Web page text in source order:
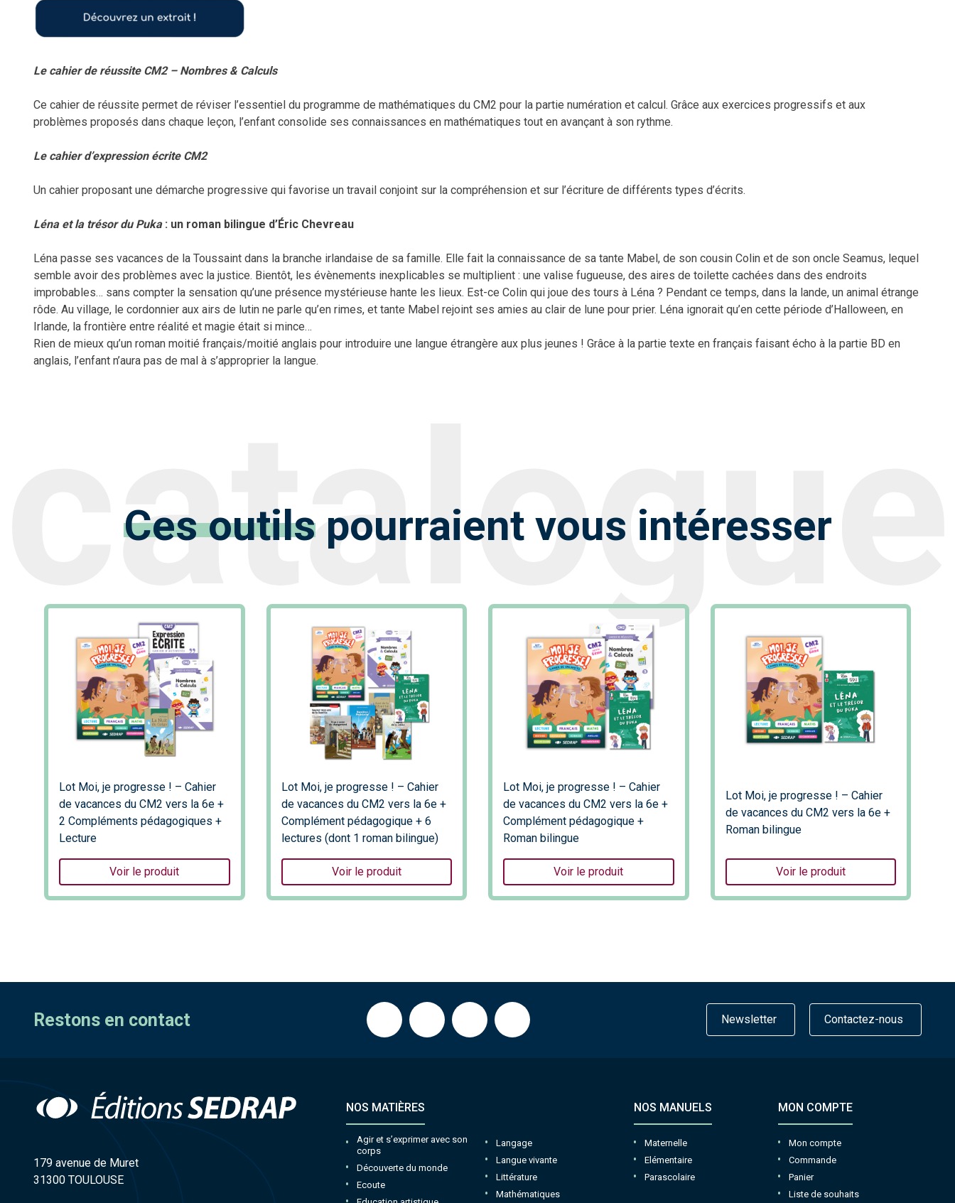
Le cahier de réussite CM2 – Nombres & Calculs
Ce cahier de réussite permet de réviser l’essentiel du programme de mathématiques du CM2 pour la partie numération et calcul. Grâce aux exercices progressifs et aux
problèmes proposés dans chaque leçon, l’enfant consolide ses connaissances en mathématiques tout en avançant à son rythme.
Le cahier d’expression écrite CM2
Un cahier proposant une démarche progressive qui favorise un travail conjoint sur la compréhension et sur l’écriture de différents types d’écrits.
Léna et la trésor du Puka: un roman bilingue d’Éric Chevreau
Léna passe ses vacances de la Toussaint dans la branche irlandaise de sa famille. Elle fait la connaissance de sa tante Mabel, de son cousin Colin et de son oncle Seamus, lequel
semble avoir des problèmes avec la justice. Bientôt, les évènements inexplicables se multiplient : une valise fugueuse, des aires de toilette cachées dans des endroits
improbables… sans compter la sensation qu’une présence mystérieuse hante les lieux. Est-ce Colin qui joue des tours à Léna ? Pendant ce temps, dans la lande, un animal étrange
rôde. Au village, le cordonnier aux airs de lutin ne parle qu’en rimes, et tante Mabel rejoint ses amies au clair de lune pour prier. Léna ignorait qu’en cette période d’Halloween, en
Irlande, la frontière entre réalité et magie était si mince…
Rien de mieux qu’un roman moitié français/moitié anglais pour introduire une langue étrangère aux plus jeunes ! Grâce à la partie texte en français faisant écho à la partie BD en
anglais, l’enfant n’aura pas de mal à s’approprier la langue.
Ces outilspourraient vous intéresser
Lot Moi, je progresse ! – Cahier
de vacances du CM2 vers la 6e +
2 Compléments pédagogiques +
Lecture
Voir le produit
Lot Moi, je progresse ! – Cahier
de vacances du CM2 vers la 6e +
Complément pédagogique + 6
lectures (dont 1 roman bilingue)
Voir le produit
Lot Moi, je progresse ! – Cahier
de vacances du CM2 vers la 6e +
Complément pédagogique +
Roman bilingue
Voir le produit
Lot Moi, je progresse ! – Cahier
de vacances du CM2 vers la 6e +
Roman bilingue
Voir le produit
Restons en contact Newsletter Contactez-nous
179 avenue de Muret
31300 TOULOUSE
NOS MATIÈRES
Agir et s’exprimer avec son
corps
Découverte du monde
Ecoute
Langage
Langue vivante
Littérature
Mathématiques
NOS MANUELS
Maternelle
Elémentaire
Parascolaire
MON COMPTE
Mon compte
Commande
Panier
Liste de souhaits